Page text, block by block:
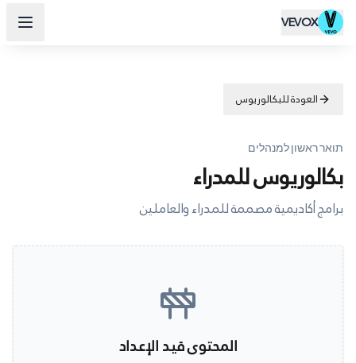
VEVOX
العودة للبكالوريوس
תואר ראשון למנהלים
بكالوريوس للمدراء
برامج أكاديمية مصممة للمدراء والعاملين
المحتوى قيد الإعداد